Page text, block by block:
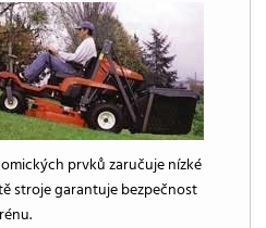
prvků zaručuje nízké
stroje garantuje bezpečnost